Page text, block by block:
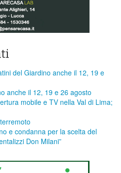
del Giardino anche il 12, 19 e
anche il 12, 19 e 26 agosto
mobile e TV nella Val di Lima;
e condanna per la scelta del
Don Milani”